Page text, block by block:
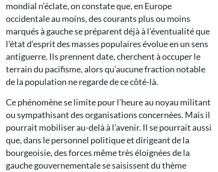
mondial n’éclate, on constate que, en Europe
occidentale au moins, des courants plus ou moins
marqués à gauche se préparent déjà à l’éventualité que
l’état d’esprit des masses populaires évolue en un sens
antiguerre. Ils prennent date, cherchent à occuper le
terrain du pacifisme, alors qu’aucune fraction notable
de la population ne regarde de ce côté-là.
Ce phénomène se limite pour l’heure au noyau militant
ou sympathisant des organisations concernées. Mais il
pourrait mobiliser au-delà à l’avenir. Il se pourrait aussi
que, dans le personnel politique et dirigeant de la
bourgeoisie, des forces même très éloignées de la
gauche gouvernementale se saisissent du thème